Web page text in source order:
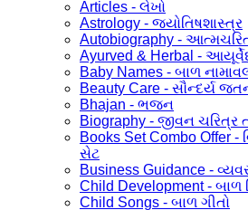
Articles - લેખો
Astrology - જ્યોતિષશાસ્ત્ર
Autobiography -
Ayurved & Herbal -
Baby Names - બાળ
Beauty Care - સૌન્દર્ય
Bhajan - ભજન
Biography - જીવન
Books Set Combo Offer -
સેટ
Business Guidance -
Child Development - બાળ
Child Songs - બાળ ગીતો